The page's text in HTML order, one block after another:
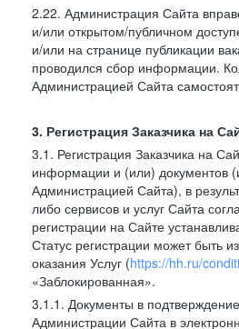
2.22. Администрация Сайта
и/или открытом/публичном
и/или на странице публикации
проводился сбор информации.
Администрацией Сайта
3. Регистрация Заказчика на
3.1. Регистрация Заказчика на
информации и (или) документов
Администрацией Сайта), в
либо сервисов и услуг Сайта
регистрации на Сайте
Статус регистрации может быть
оказания Услуг (https://hh.ru/
«Заблокированная».
3.1.1. Документы в
Администрации Сайта в